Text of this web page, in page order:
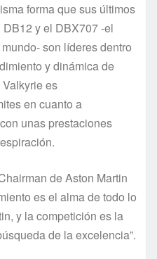
forma que sus últimos
y el DBX707 -el
son líderes dentro
y dinámica de
es
en cuanto a
unas prestaciones
de Aston Martin
es el alma de todo lo
y la competición es la
de la excelencia”.